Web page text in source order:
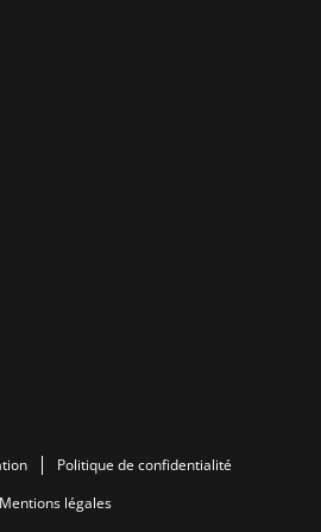
Politique de confidentialité
Mentions légales